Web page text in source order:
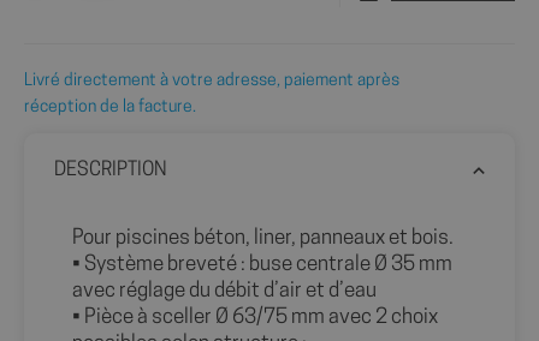
Livré directement à votre adresse, paiement après
réception de la facture.
DESCRIPTION
Pour piscines béton, liner, panneaux et bois.
• Système breveté : buse centrale Ø 35 mm
avec réglage du débit d’air et d’eau
• Pièce à sceller Ø 63/75 mm avec 2 choix